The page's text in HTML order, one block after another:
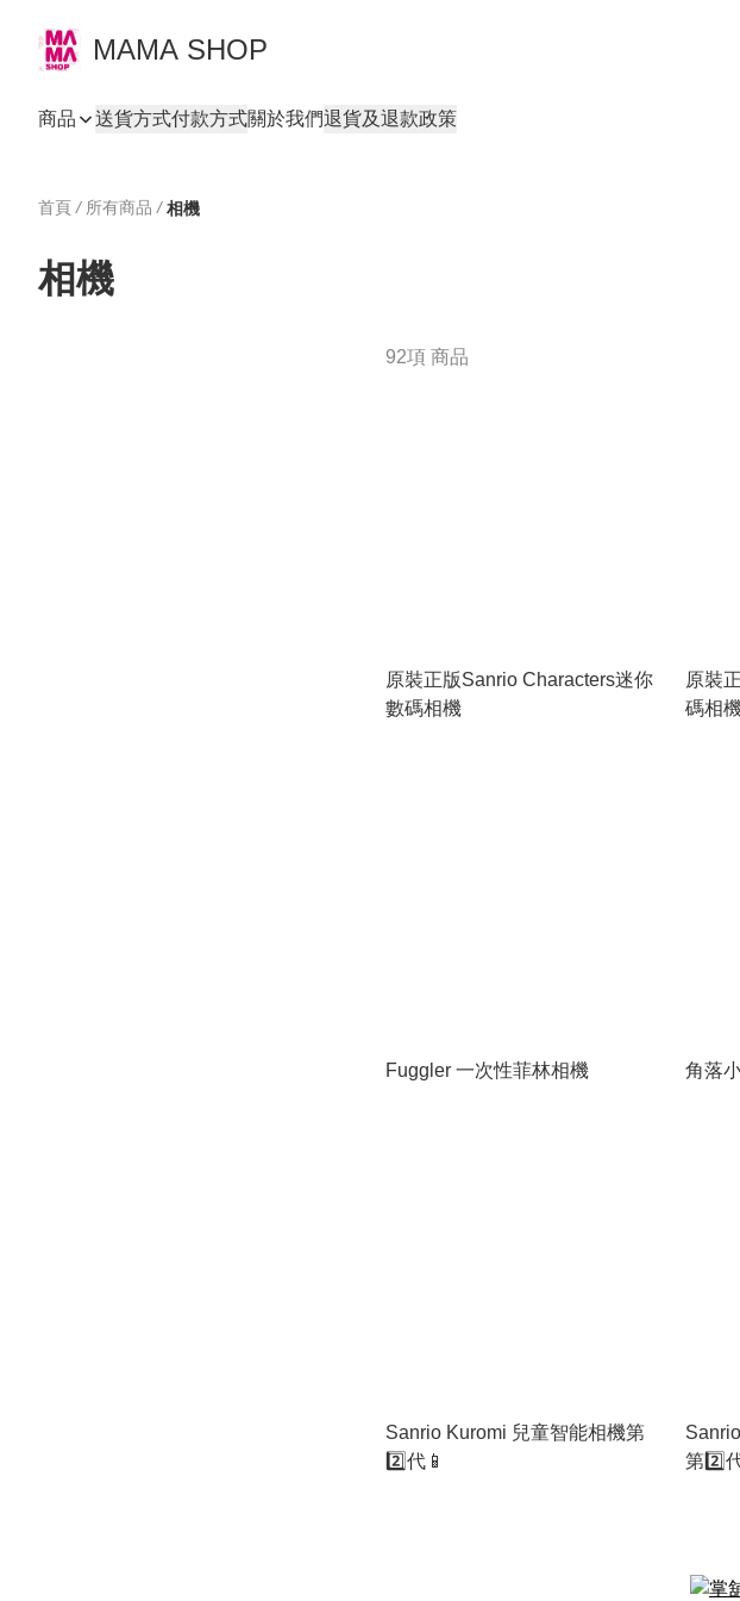
MAMA SHOP
商品 送貨方式付款方式關於我們退貨及退款政策
首頁 / 所有商品 / 相機
相機
92項 商品
原裝正版Sanrio Characters迷你
數碼相機
原裝
碼相
Fuggler 一次性菲林相機 角落
Sanrio Kuromi 兒童智能相機第
2️⃣代📱
第2️⃣